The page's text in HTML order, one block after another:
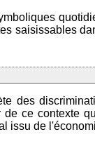
saisissables
des
ce contexte
issu de